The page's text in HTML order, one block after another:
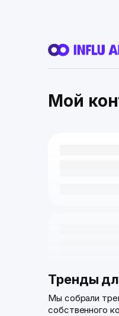
Мой
Тренды
Мы собрали
собственного